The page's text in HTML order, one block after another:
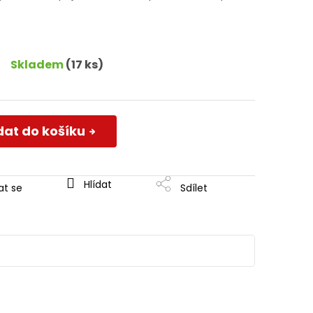
Skladem(17 ks)
do košíku
se Hlídat Sdílet